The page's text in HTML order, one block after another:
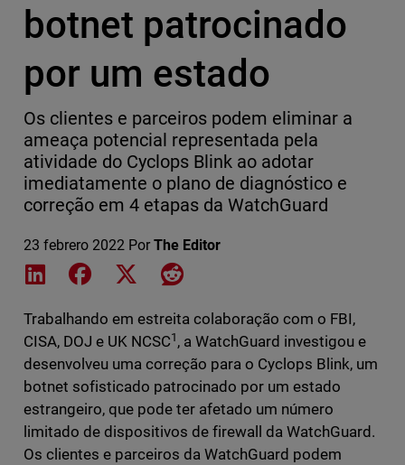
botnet patrocinado
por um estado
Os clientes e parceiros podem eliminar a
ameaça potencial representada pela
atividade do Cyclops Blink ao adotar
imediatamente o plano de diagnóstico e
correção em 4 etapas da WatchGuard
23 febrero 2022 Por The Editor
Share on LinkedIn
Share on Facebook
Share on XShare on Reddit
Trabalhando em estreita colaboração com o FBI,
CISA, DOJ e UK NCSC1 , a WatchGuard investigou e
desenvolveu uma correção para o Cyclops Blink, um
botnet sofisticado patrocinado por um estado
estrangeiro, que pode ter afetado um número
limitado de dispositivos de firewall da WatchGuard.
Os clientes e parceiros da WatchGuard podem